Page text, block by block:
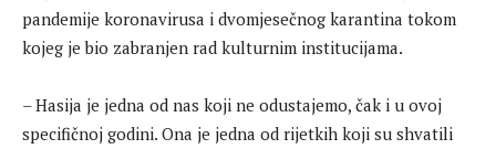
pandemije koronavirusa i dvomjesečnog karantina tokom
kojeg je bio zabranjen rad kulturnim institucijama.
– Hasija je jedna od nas koji ne odustajemo, čak i u ovoj
specifičnoj godini. Ona je jedna od rijetkih koji su shvatili